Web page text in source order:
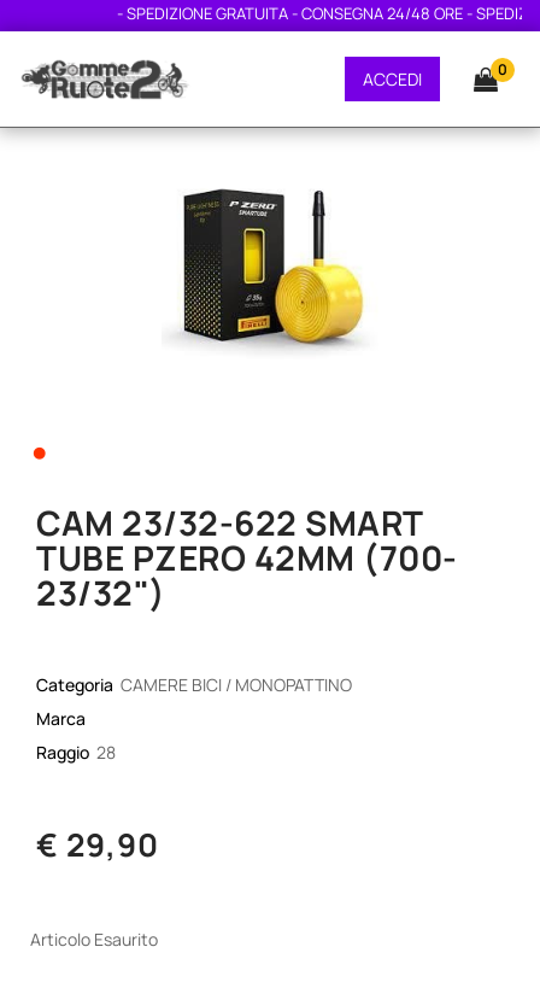
- SPEDIZIONE GRATUITA - CONSEGNA 24/48 ORE -
ACCEDI 0
•
CAM 23/32-622 SMART
TUBE PZERO 42MM (700-
23/32")
Categoria CAMERE BICI / MONOPATTINO
Marca
Raggio 28
€ 29,90
Articolo Esaurito